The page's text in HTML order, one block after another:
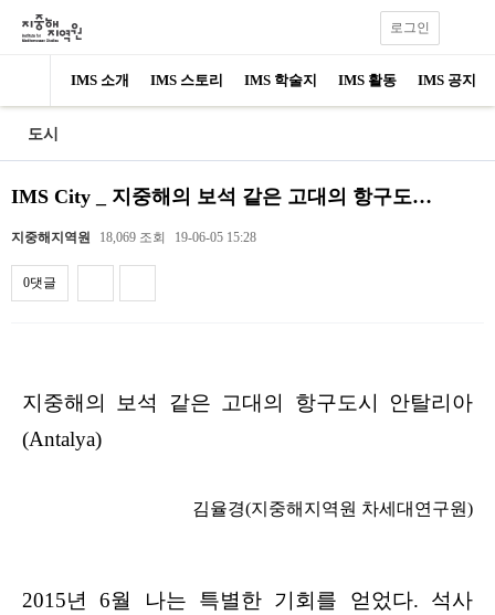
IMS 소개 IMS 스토리 IMS 학술지 IMS 활동 IMS 공지
로그인
도시
IMS City _ 지중해의 보석 같은 고대의 항구도…
지중해지역원 18,069 조회 19-06-05 15:28
0댓글
지중해의 보석 같은 고대의 항구도시 안탈리아
(Antalya)
김율경(지중해지역원 차세대연구원)
2015년 6월 나는 특별한 기회를 얻었다. 석사